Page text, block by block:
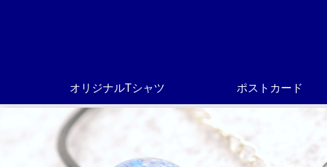
オリジナルTシャツ ポストカード